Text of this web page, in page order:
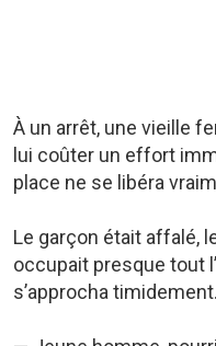
À un arrêt, une vieille
lui coûter un effort
place ne se libéra
Le garçon était affalé,
occupait presque tout
s’approcha timidement.